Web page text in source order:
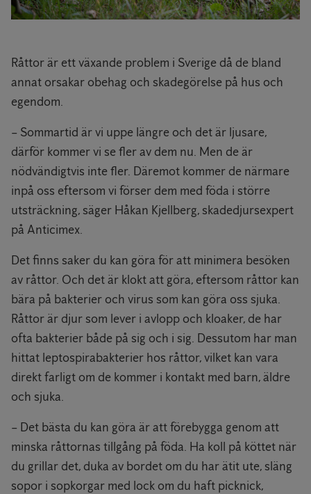
Råttor är ett växande problem i Sverige då de bland
annat orsakar obehag och skadegörelse på hus och
egendom.
­– Sommartid är vi uppe längre och det är ljusare,
därför kommer vi se fler av dem nu. Men de är
nödvändigtvis inte fler. Däremot kommer de närmare
inpå oss eftersom vi förser dem med föda i större
utsträckning, säger Håkan Kjellberg, skadedjursexpert
på Anticimex.
Det finns saker du kan göra för att minimera besöken
av råttor. Och det är klokt att göra, eftersom råttor kan
bära på bakterier och virus som kan göra oss sjuka.
Råttor är djur som lever i avlopp och kloaker, de har
ofta bakterier både på sig och i sig. Dessutom har man
hittat leptospirabakterier hos råttor, vilket kan vara
direkt farligt om de kommer i kontakt med barn, äldre
och sjuka.
– Det bästa du kan göra är att förebygga genom att
minska råttornas tillgång på föda. Ha koll på köttet när
du grillar det, duka av bordet om du har ätit ute, släng
sopor i sopkorgar med lock om du haft picknick,